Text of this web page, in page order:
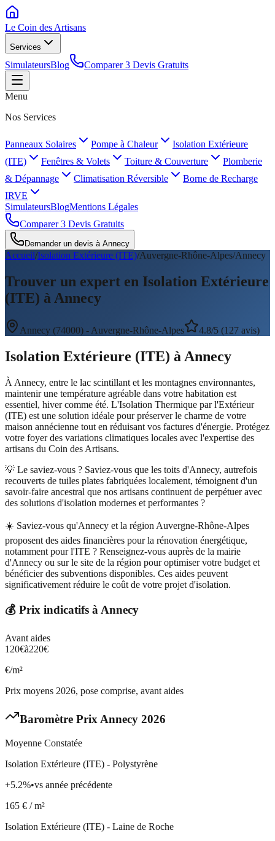
Le Coin des Artisans
Services
SimulateursBlog Comparer 3 Devis Gratuits
Menu
Nos Services
Panneaux Solaires Pompe à Chaleur
Isolation Extérieure
(ITE)
Fenêtres & Volets Toiture & Couverture
Plomberie
& Dépannage
Climatisation Réversible
Borne de Recharge
IRVE
SimulateursBlogMentions Légales
Comparer 3 Devis Gratuits
Demander un devis à Annecy
Accueil/Isolation Extérieure (ITE)/Auvergne-Rhône-Alpes/Annecy
Trouver un expert en Isolation Extérieure
(ITE) à Annecy
Annecy (74000) - Auvergne-Rhône-Alpes 4.8/5 (127 avis)
Isolation Extérieure (ITE) à Annecy
À Annecy, entre le lac scintillant et les montagnes environnantes,
maintenir une température agréable dans votre habitation est
essentiel, hiver comme été. L'Isolation Thermique par l'Extérieur
(ITE) est une solution idéale pour préserver le charme de votre
maison annécienne tout en réduisant vos factures d'énergie. Protégez
votre foyer des variations climatiques locales avec l'expertise des
artisans du Coin des Artisans.
💡 Le saviez-vous ? Saviez-vous que les toits d'Annecy, autrefois
recouverts de tuiles plates fabriquées localement, témoignent d'un
savoir-faire ancestral que nos artisans continuent de perpétuer avec
des solutions d'isolation modernes et performantes ?
☀️ Saviez-vous qu'Annecy et la région Auvergne-Rhône-Alpes
proposent des aides financières pour la rénovation énergétique,
notamment pour l'ITE ? Renseignez-vous auprès de la mairie
d'Annecy ou sur le site de la région pour optimiser votre budget et
bénéficier des subventions disponibles. Ces aides peuvent
significativement réduire le coût de votre projet d'isolation.
💰 Prix indicatifs àAnnecy
Avant aides
120€à220€
€/m²
Prix moyens 2026, pose comprise, avant aides
Baromètre Prix Annecy 2026
Moyenne Constatée
Isolation Extérieure (ITE) - Polystyrène
+5.2%•vs année précédente
165 € / m²
Isolation Extérieure (ITE) - Laine de Roche